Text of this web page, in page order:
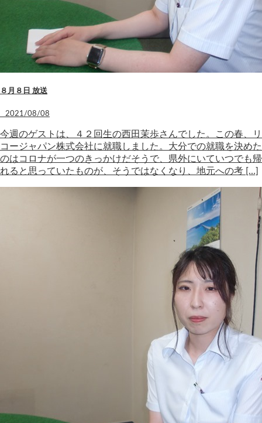
８月８日 放送
2021/08/08
今週のゲストは、４２回生の西田茉歩さんでした。この春、リ
コージャパン株式会社に就職しました。大分での就職を決めた
のはコロナが一つのきっかけだそうで、県外にいていつでも帰
れると思っていたものが、そうではなくなり、地元への考 […]